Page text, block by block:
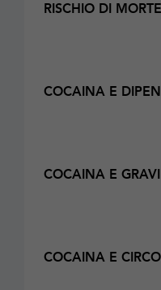
RISCHIO DI MORTE
COCAINA E
COCAINA E
COCAINA E